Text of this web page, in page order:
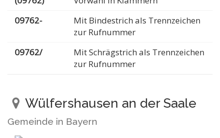
09762-
Mit Bindestrich als Trennzeichen
zur Rufnummer
09762/
Mit Schrägstrich als Trennzeichen
zur Rufnummer
Wülfershausen an der Saale
Gemeinde in Bayern